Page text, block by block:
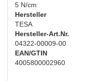
5 N/cm
Hersteller
TESA
Hersteller-Art.Nr.
04322-00009-00
EAN/GTIN
4005800002960